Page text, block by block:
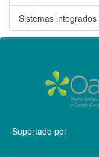
Sistemas integrados
Suportado por